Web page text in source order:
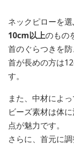
ネックピローを選
10cm以上のもの
首のぐらつきを防
首が長めの方は
す。
また、中材によ
ビーズ素材は体に
点が魅力です。
さらに、首元に